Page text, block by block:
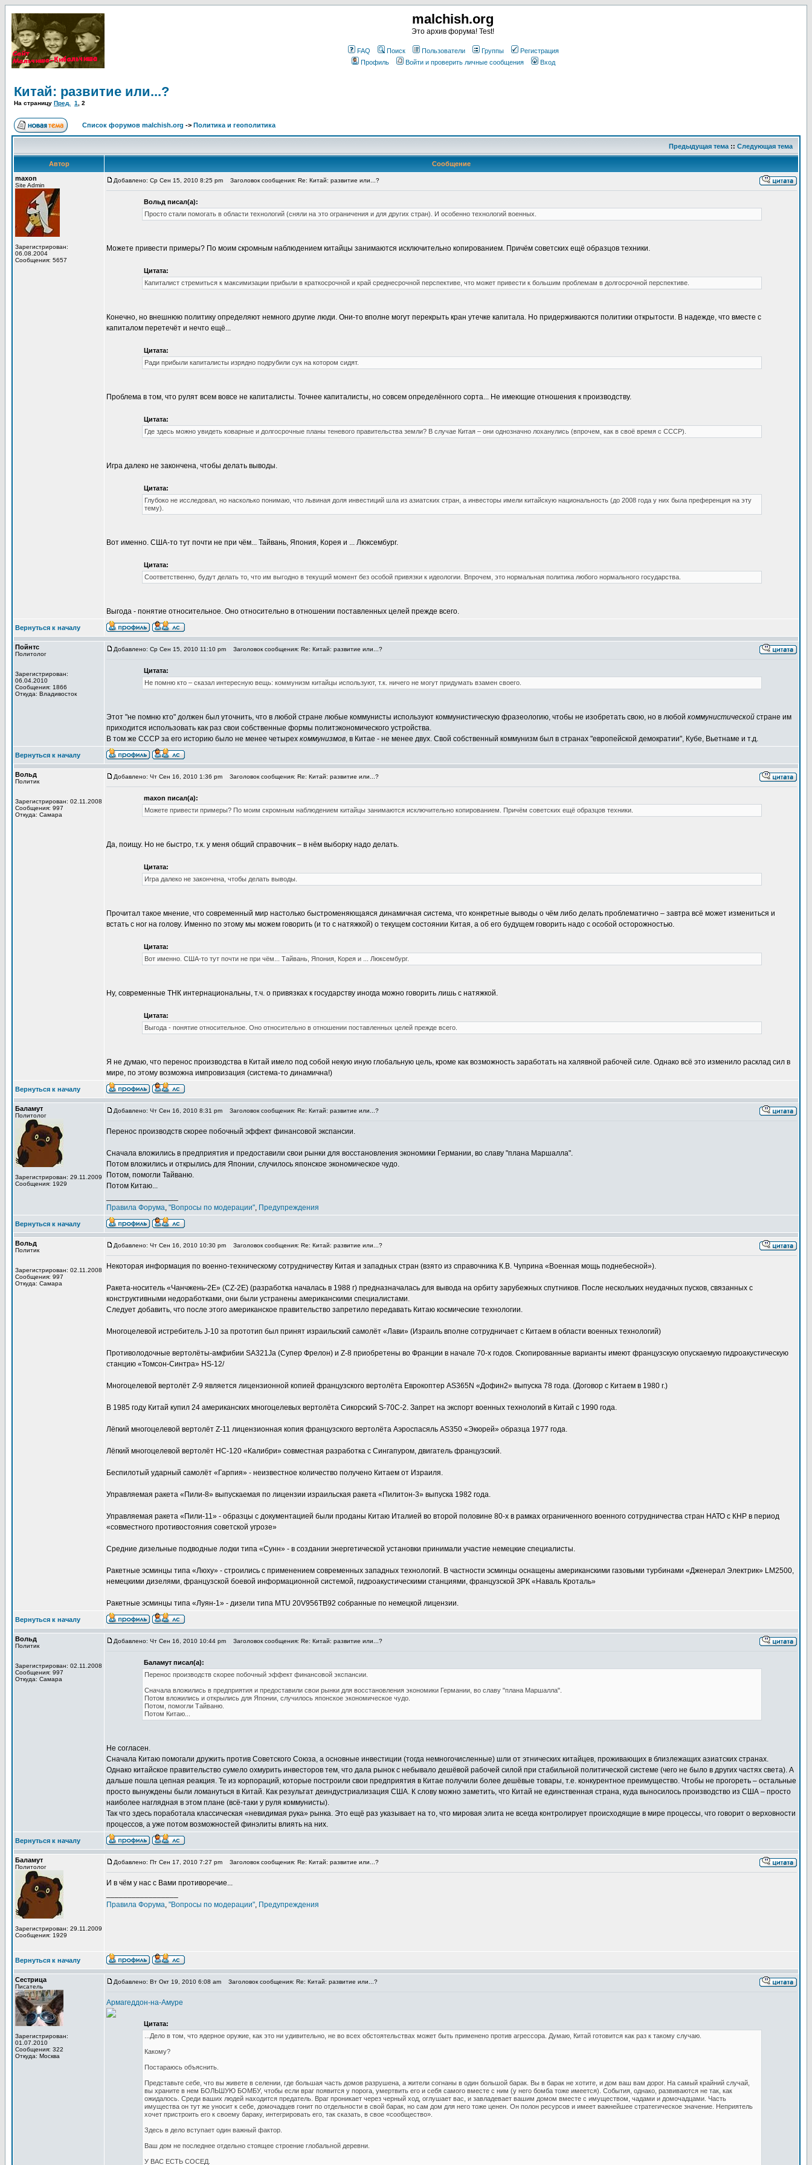
malchish.org
Это архив форума! Test!
FAQ Поиск Пользователи Группы
Регистрация
Профиль
Войти и проверить личные сообщения Вход
Китай: развитие или...?
На страницу Пред. 1 2
Список форумов malchish.org -> Политика и геополитика
Предыдущая тема :: Следующая тема
Автор
Сообщение
maxon
Site Admin
Зарегистрирован:
06.08.2004
Сообщения: 5657
Добавлено: Ср Сен 15, 2010 8:25 pm Заголовок сообщения: Re: Китай: развитие или...?
Вольд писал(а):
Просто стали помогать в области технологий (сняли на это ограничения и для других стран). И особенно технологий военных.
Можете привести примеры? По моим скромным наблюдением китайцы занимаются исключительно копированием. Причём советских ещё образцов техники.
Цитата:
Капиталист стремиться к максимизации прибыли в краткосрочной и край среднесрочной перспективе, что может привести к большим проблемам в долгосрочной перспективе.
Конечно, но внешнюю политику определяют немного другие люди. Они-то вполне могут перекрыть кран утечке капитала. Но придерживаются политики открытости. В надежде, что вместе с
капиталом перетечёт и нечто ещё...
Цитата:
Ради прибыли капиталисты изрядно подрубили сук на котором сидят.
Проблема в том, что рулят всем вовсе не капиталисты. Точнее капиталисты, но совсем определённого сорта... Не имеющие отношения к производству.
Цитата:
Где здесь можно увидеть коварные и долгосрочные планы теневого правительства земли? В случае Китая – они однозначно лоханулись (впрочем, как в своё время с СССР).
Игра далеко не закончена, чтобы делать выводы.
Цитата:
Глубоко не исследовал, но насколько понимаю, что львиная доля инвестиций шла из азиатских стран, а инвесторы имели китайскую национальность (до 2008 года у них была преференция на эту
тему).
Вот именно. США-то тут почти не при чём... Тайвань, Япония, Корея и ... Люксембург.
Цитата:
Соответственно, будут делать то, что им выгодно в текущий момент без особой привязки к идеологии. Впрочем, это нормальная политика любого нормального государства.
Выгода - понятие относительное. Оно относительно в отношении поставленных целей прежде всего.
Вернуться к началу
Пойнтс
Политолог
Зарегистрирован:
06.04.2010
Сообщения: 1866
Откуда: Владивосток
Добавлено: Ср Сен 15, 2010 11:10 pm Заголовок сообщения: Re: Китай: развитие или...?
Цитата:
Не помню кто – сказал интересную вещь: коммунизм китайцы используют, т.к. ничего не могут придумать взамен своего.
Этот "не помню кто" должен был уточнить, что в любой стране любые коммунисты используют коммунистическую фразеологию, чтобы не изобретать свою, но в любой коммунистической стране им
приходится использовать как раз свои собственные формы политэкономического устройства.
В том же СССР за его историю было не менее четырех коммунизмов, в Китае - не менее двух. Свой собственный коммунизм был в странах "европейской демократии", Кубе, Вьетнаме и т.д.
Вернуться к началу
Вольд
Политик
Зарегистрирован: 02.11.2008
Сообщения: 997
Откуда: Самара
Добавлено: Чт Сен 16, 2010 1:36 pm Заголовок сообщения: Re: Китай: развитие или...?
maxon писал(а):
Можете привести примеры? По моим скромным наблюдением китайцы занимаются исключительно копированием. Причём советских ещё образцов техники.
Да, поищу. Но не быстро, т.к. у меня общий справочник – в нём выборку надо делать.
Цитата:
Игра далеко не закончена, чтобы делать выводы.
Прочитал такое мнение, что современный мир настолько быстроменяющаяся динамичная система, что конкретные выводы о чём либо делать проблематично – завтра всё может измениться и
встать с ног на голову. Именно по этому мы можем говорить (и то с натяжкой) о текущем состоянии Китая, а об его будущем говорить надо с особой осторожностью.
Цитата:
Вот именно. США-то тут почти не при чём... Тайвань, Япония, Корея и ... Люксембург.
Ну, современные ТНК интернациональны, т.ч. о привязках к государству иногда можно говорить лишь с натяжкой.
Цитата:
Выгода - понятие относительное. Оно относительно в отношении поставленных целей прежде всего.
Я не думаю, что перенос производства в Китай имело под собой некую иную глобальную цель, кроме как возможность заработать на халявной рабочей силе. Однако всё это изменило расклад сил в
мире, по этому возможна импровизация (система-то динамична!)
Вернуться к началу
Баламут
Политолог
Зарегистрирован: 29.11.2009
Сообщения: 1929
Добавлено: Чт Сен 16, 2010 8:31 pm Заголовок сообщения: Re: Китай: развитие или...?
Перенос производств скорее побочный эффект финансовой экспансии.
Сначала вложились в предприятия и предоставили свои рынки для восстановления экономики Германии, во славу "плана Маршалла".
Потом вложились и открылись для Японии, случилось японское экономическое чудо.
Потом, помогли Тайваню.
Потом Китаю...
Правила Форума, "Вопросы по модерации", Предупреждения
Вернуться к началу
Вольд
Политик
Зарегистрирован: 02.11.2008
Сообщения: 997
Откуда: Самара
Добавлено: Чт Сен 16, 2010 10:30 pm Заголовок сообщения: Re: Китай: развитие или...?
Некоторая информация по военно-техническому сотрудничеству Китая и западных стран (взято из справочника К.В. Чуприна «Военная мощь поднебесной»).
Ракета-носитель «Чанчжень-2Е» (CZ-2E) (разработка началась в 1988 г) предназначалась для вывода на орбиту зарубежных спутников. После нескольких неудачных пусков, связанных с
конструктивными недоработками, они были устранены американскими специалистами.
Следует добавить, что после этого американское правительство запретило передавать Китаю космические технологии.
Многоцелевой истребитель J-10 за прототип был принят израильский самолёт «Лави» (Израиль вполне сотрудничает с Китаем в области военных технологий)
Противолодочные вертолёты-амфибии SA321Jа (Супер Фрелон) и Z-8 приобретены во Франции в начале 70-х годов. Скопированные варианты имеют французскую опускаемую гидроакустическую
станцию «Томсон-Синтра» HS-12/
Многоцелевой вертолёт Z-9 является лицензионной копией французского вертолёта Еврокоптер AS365N «Дофин2» выпуска 78 года. (Договор с Китаем в 1980 г.)
В 1985 году Китай купил 24 американских многоцелевых вертолёта Сикорский S-70С-2. Запрет на экспорт военных технологий в Китай с 1990 года.
Лёгкий многоцелевой вертолёт Z-11 лицензионная копия французского вертолёта Аэроспасяль AS350 «Экюрей» образца 1977 года.
Лёгкий многоцелевой вертолёт НС-120 «Калибри» совместная разработка с Сингапуром, двигатель французский.
Беспилотый ударный самолёт «Гарпия» - неизвестное количество получено Китаем от Израиля.
Управляемая ракета «Пили-8» выпускаемая по лицензии израильская ракета «Пилитон-3» выпуска 1982 года.
Управляемая ракета «Пили-11» - образцы с документацией были проданы Китаю Италией во второй половине 80-х в рамках ограниченного военного сотрудничества стран НАТО с КНР в период
«совместного противостояния советской угрозе»
Средние дизельные подводные лодки типа «Сунн» - в создании энергетической установки принимали участие немецкие специалисты.
Ракетные эсминцы типа «Люху» - строились с применением современных западных технологий. В частности эсминцы оснащены американскими газовыми турбинами «Дженерал Электрик» LM2500,
немецкими дизелями, французской боевой информационной системой, гидроакустическими станциями, французской ЗРК «Наваль Кроталь»
Ракетные эсминцы типа «Луян-1» - дизели типа MTU 20V956TB92 собранные по немецкой лицензии.
Вернуться к началу
Вольд
Политик
Зарегистрирован: 02.11.2008
Сообщения: 997
Откуда: Самара
Добавлено: Чт Сен 16, 2010 10:44 pm Заголовок сообщения: Re: Китай: развитие или...?
Баламут писал(а):
Перенос производств скорее побочный эффект финансовой экспансии.
Сначала вложились в предприятия и предоставили свои рынки для восстановления экономики Германии, во славу "плана Маршалла".
Потом вложились и открылись для Японии, случилось японское экономическое чудо.
Потом, помогли Тайваню.
Потом Китаю...
Не согласен.
Сначала Китаю помогали дружить против Советского Союза, а основные инвестиции (тогда немногочисленные) шли от этнических китайцев, проживающих в близлежащих азиатских странах.
Однако китайское правительство сумело охмурить инвесторов тем, что дала рынок с небывало дешёвой рабочей силой при стабильной политической системе (чего не было в других частях света). А
дальше пошла цепная реакция. Те из корпораций, которые построили свои предприятия в Китае получили более дешёвые товары, т.е. конкурентное преимущество. Чтобы не прогореть – остальные
просто вынуждены были ломануться в Китай. Как результат деиндустриализация США. К слову можно заметить, что Китай не единственная страна, куда выносилось производство из США – просто
наиболее наглядная в этом плане (всё-таки у руля коммунисты).
Так что здесь поработала классическая «невидимая рука» рынка. Это ещё раз указывает на то, что мировая элита не всегда контролирует происходящие в мире процессы, что говорит о верховности
процессов, а уже потом возможностей финэлиты влиять на них.
Вернуться к началу
Баламут
Политолог
Зарегистрирован: 29.11.2009
Сообщения: 1929
Добавлено: Пт Сен 17, 2010 7:27 pm Заголовок сообщения: Re: Китай: развитие или...?
И в чём у нас с Вами противоречие...
Правила Форума, "Вопросы по модерации", Предупреждения
Вернуться к началу
Сестрица
Писатель
Зарегистрирован:
01.07.2010
Сообщения: 322
Откуда: Москва
Добавлено: Вт Окт 19, 2010 6:08 am Заголовок сообщения: Re: Китай: развитие или...?
Армагеддон-на-Амуре
Цитата:
...Дело в том, что ядерное оружие, как это ни удивительно, не во всех обстоятельствах может быть применено против агрессора. Думаю, Китай готовится как раз к такому случаю.
Какому?
Постараюсь объяснить.
Представьте себе, что вы живете в селении, где большая часть домов разрушена, а жители согнаны в один большой барак. Вы в барак не хотите, и дом ваш вам дорог. На самый крайний случай,
вы храните в нем БОЛЬШУЮ БОМБУ, чтобы если враг появится у порога, умертвить его и себя самого вместе с ним (у него бомба тоже имеется). События, однако, развиваются не так, как
ожидалось. Среди ваших людей находится предатель. Враг проникает через черный ход, оглушает вас, и завладевает вашим домом вместе с имуществом, чадами и домочадцами. Часть
имущества он тут же уносит к себе, домочадцев гонит по отдельности в свой барак, но сам дом для него тоже ценен. Он полон ресурсов и имеет важнейшее стратегическое значение. Неприятель
хочет пристроить его к своему бараку, интегрировать его, так сказать, в свое «сообщество».
Здесь в дело вступает один важный фактор.
Ваш дом не последнее отдельно стоящее строение глобальной деревни.
У ВАС ЕСТЬ СОСЕД.